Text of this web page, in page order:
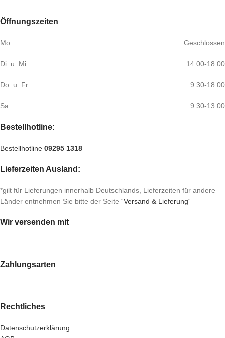
Öffnungszeiten
Mo.: Geschlossen
Di. u. Mi.: 14:00-18:00
Do. u. Fr.: 9:30-18:00
Sa.: 9:30-13:00
Bestellhotline:
Bestellhotline 09295 1318
Lieferzeiten Ausland:
*gilt für Lieferungen innerhalb Deutschlands, Lieferzeiten für andere
Länder entnehmen Sie bitte der Seite “Versand & Lieferung“
Wir versenden mit
Zahlungsarten
Rechtliches
Datenschutzerklärung